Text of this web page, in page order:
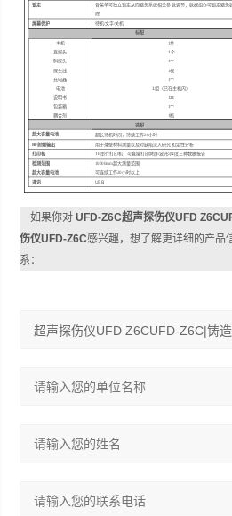
锁定 各菜单可独立锁定从而避免系统相关参数调节；数据组亦可锁定避免
除
屏幕保护
待机/文字/关机
标配
主机
直探头
斜探头
探头线
充电器
电池
说明书
包装箱
耦合剂
1台
1个
1个
1根
1个
1组（已在主机内）
1本
1个
1瓶
选配
超大容量电池 超长待机时间，持续工作20小时
RF
射频输出 用于薄壁材料测量以及对缺陷深入研究和定性分析
打印机 TP串行打印机，可直接打印拷屏/波形/厚度三种数据报告
检测范围 10000mm超大测量范围
超大容量电池
可连续工作20小时以上
通讯 USB
如果你对UFD-Z6C超声探伤仪UFD
伤仪UFD-Z6C感兴趣，想了解更详细的产品
系：